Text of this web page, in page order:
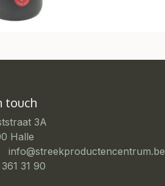
touch
3A
Halle
info@streekproductencentrum.be
31 90